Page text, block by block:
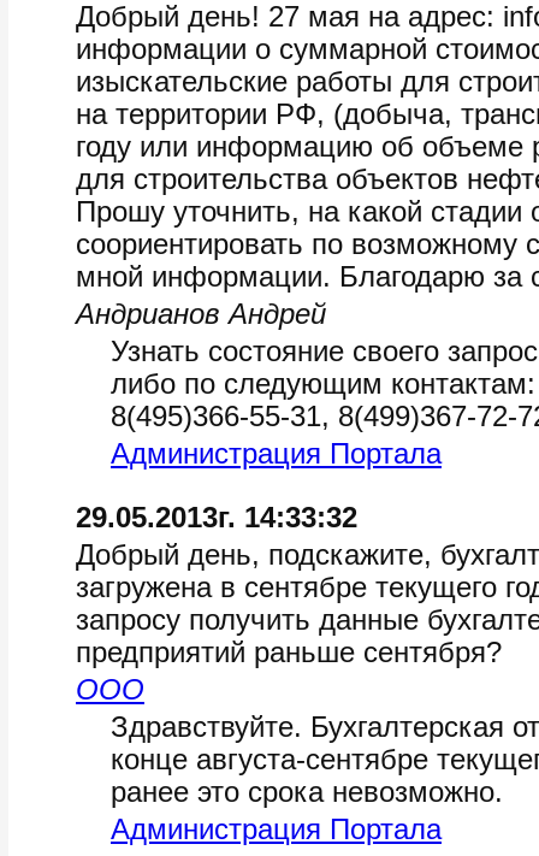
Добрый день! 27 мая на адрес:
информации о суммарной
изыскательские работы для
на территории РФ, (добыча,
году или информацию об объеме
для строительства объектов
Прошу уточнить, на какой стадии
соориентировать по возможному
мной информации. Благодарю за
Андрианов Андрей
Узнать состояние своего
либо по следующим
8(495)366-55-31, 8(499)367-72-
Администрация Портала
29.05.2013г. 14:33:32
Добрый день, подскажите,
загружена в сентябре текущего
запросу получить данные
предприятий раньше сентября?
ООО
Здравствуйте. Бухгалтерская
конце августа-сентябре
ранее это срока невозможно.
Администрация Портала